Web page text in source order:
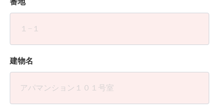
番地
建物名